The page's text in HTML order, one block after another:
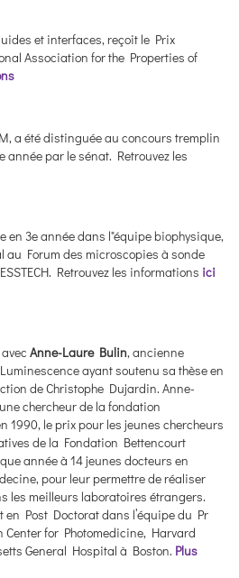
et interfaces, reçoit le Prix
Association for the Properties of
a été distinguée au concours tremplin
par le sénat. Retrouvez les
en 3e année dans l"équipe biophysique,
au Forum des microscopies à sonde
Retrouvez les informations ici
Anne-Laure Bulin, ancienne
ayant soutenu sa thèse en
de Christophe Dujardin. Anne-
chercheur de la fondation
1990, le prix pour les jeunes chercheurs
de la Fondation Bettencourt
année à 14 jeunes docteurs en
pour leur permettre de réaliser
les meilleurs laboratoires étrangers.
en Post Doctorat dans l’équipe du Pr
Center for Photomedicine, Harvard
General Hospital à Boston. Plus